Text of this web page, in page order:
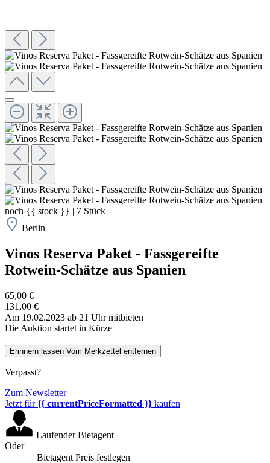
noch {{ stock }} | 7 Stück
Berlin
Vinos Reserva Paket - Fassgereifte
Rotwein-Schätze aus Spanien
65,00 €
131,00 €
Am 19.02.2023 ab 21 Uhr mitbieten
Die Auktion startet in Kürze
Erinnern lassen Vom Merkzettel entfernen
Verpasst?
Zum Newsletter
Jetzt für{{ currentPriceFormatted }} kaufen
Laufender Bietagent
Oder
Bietagent Preis festlegen